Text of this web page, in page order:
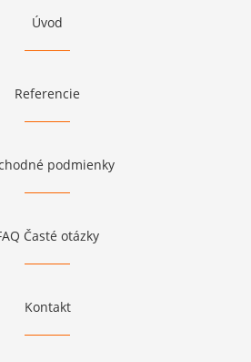
Úvod
Referencie
podmienky
Časté otázky
Kontakt